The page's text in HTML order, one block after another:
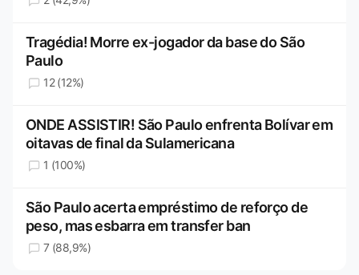
Tragédia! Morre ex-jogador da base do São
Paulo
12 (12%)
ONDE ASSISTIR! São Paulo enfrenta Bolívar em
oitavas de final da Sulamericana
1 (100%)
São Paulo acerta empréstimo de reforço de
peso, mas esbarra em transfer ban
7 (88,9%)